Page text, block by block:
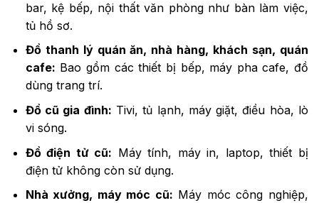
bar, kệ bếp, nội thất văn phòng như bàn làm việc,
tủ hồ sơ.
Đồ thanh lý quán ăn, nhà hàng, khách sạn, quán
cafe: Bao gồm các thiết bị bếp, máy pha cafe, đồ
dùng trang trí.
Đồ cũ gia đình: Tivi, tủ lạnh, máy giặt, điều hòa, lò
vi sóng.
Đồ điện tử cũ: Máy tính, máy in, laptop, thiết bị
điện tử không còn sử dụng.
Nhà xưởng, máy móc cũ: Máy móc công nghiệp,